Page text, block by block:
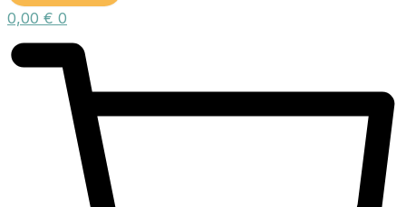
0,00 € 0